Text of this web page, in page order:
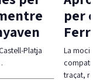
Platja
per
La moció
traçat,